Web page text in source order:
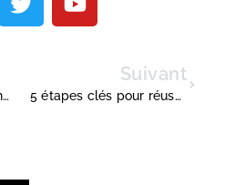
Comment fonctionne un logiciel de gestion de franchise ?
Suivant
5 étapes clés pour réussir votre audit d’entreprise